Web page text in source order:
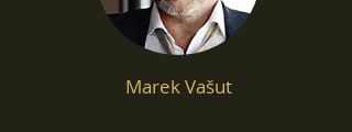
Marek Vašut